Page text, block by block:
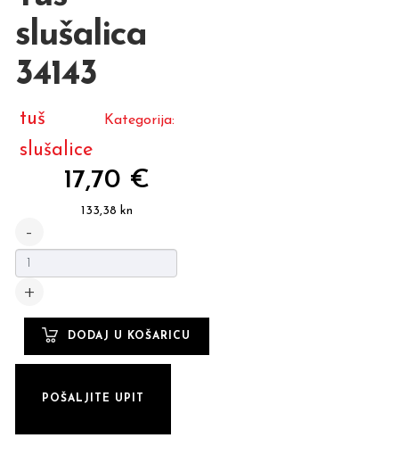
slušalica
34143
Kategorija:
tuš
slušalice
17,70 €
133,38 kn
POŠALJITE UPIT